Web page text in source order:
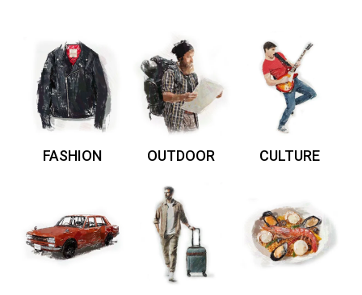
FASHION OUTDOOR CULTURE